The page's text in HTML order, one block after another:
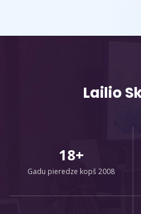
Lailio
18+
Gadu pieredze kopš 2008